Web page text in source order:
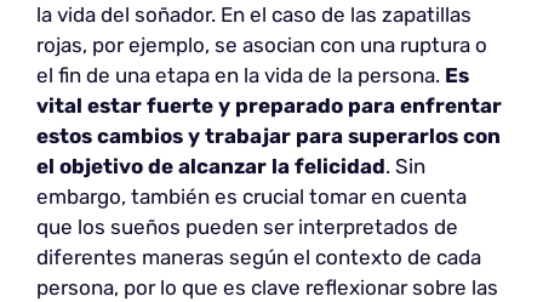
la vida del soñador. En el caso de las zapatillas
rojas, por ejemplo, se asocian con una ruptura o
el fin de una etapa en la vida de la persona. Es
vital estar fuerte y preparado para enfrentar
estos cambios y trabajar para superarlos con
el objetivo de alcanzar la felicidad. Sin
embargo, también es crucial tomar en cuenta
que los sueños pueden ser interpretados de
diferentes maneras según el contexto de cada
persona, por lo que es clave reflexionar sobre las